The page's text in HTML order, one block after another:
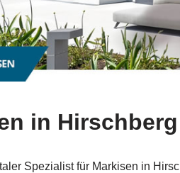
in
Spezialist für Markisen in